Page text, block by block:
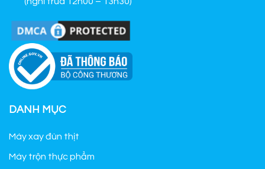
DANH MỤC
Máy xay đùn thịt
Máy trộn thực phẩm